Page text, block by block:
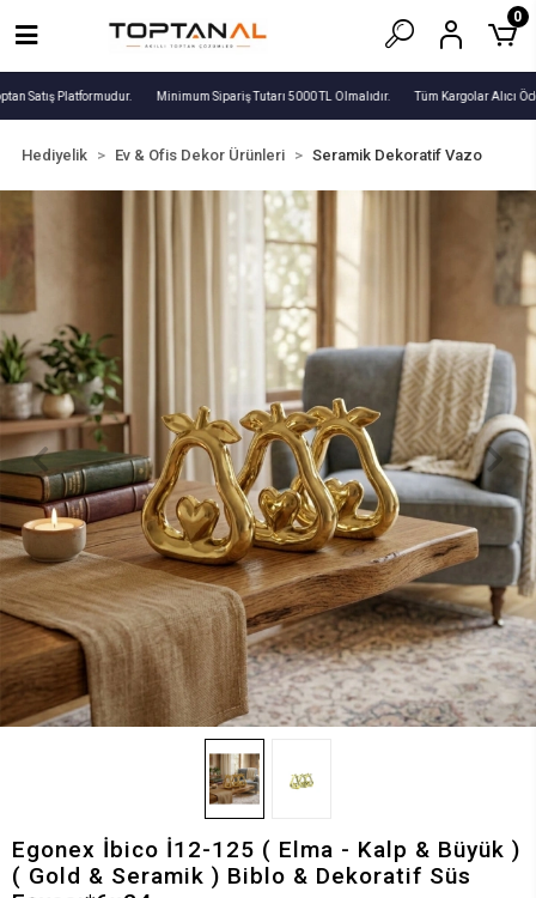
Satış Platformudur. Minimum Sipariş Tutarı 5000 TL Olmalıdır. Tüm Kargolar Alıcı
0
Hediyelik Ev & Ofis Dekor Ürünleri Seramik Dekoratif Vazo
Egonex İbico İ12-125 ( Elma - Kalp & Büyük )
( Gold & Seramik ) Biblo & Dekoratif Süs